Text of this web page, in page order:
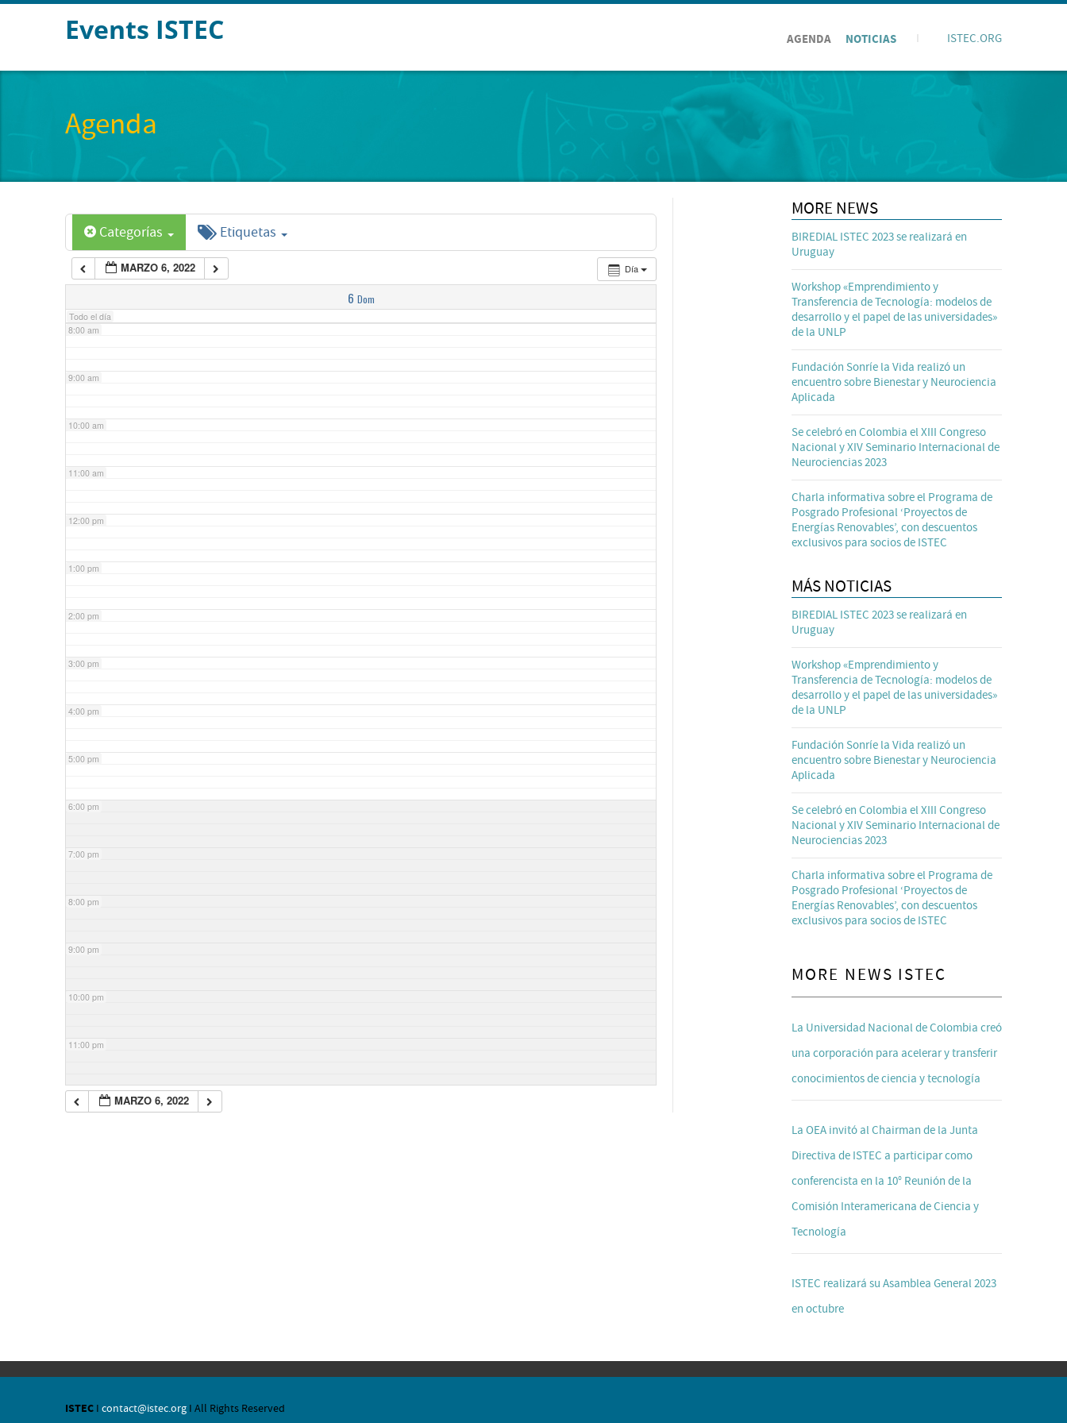
Events ISTEC AGENDA NOTICIAS ISTEC.ORG
Agenda
Categorías Etiquetas
Día
MARZO 6, 2022
6 Dom
Todo el día
4:00 am
6:00 am
7:00 am
8:00 am
9:00 am
10:00 am
11:00 am
12:00 pm
1:00 pm
2:00 pm
3:00 pm
4:00 pm
5:00 pm
6:00 pm
7:00 pm
8:00 pm
9:00 pm
10:00 pm
11:00 pm
MARZO 6, 2022
MORE NEWS
BIREDIAL ISTEC 2023 se realizará en
Uruguay
Workshop «Emprendimiento y
Transferencia de Tecnología: modelos de
desarrollo y el papel de las universidades»
de la UNLP
Fundación Sonríe la Vida realizó un
encuentro sobre Bienestar y Neurociencia
Aplicada
Se celebró en Colombia el XIII Congreso
Nacional y XIV Seminario Internacional de
Neurociencias 2023
Charla informativa sobre el Programa de
Posgrado Profesional ‘Proyectos de
Energías Renovables’, con descuentos
exclusivos para socios de ISTEC
MÁS NOTICIAS
BIREDIAL ISTEC 2023 se realizará en
Uruguay
Workshop «Emprendimiento y
Transferencia de Tecnología: modelos de
desarrollo y el papel de las universidades»
de la UNLP
Fundación Sonríe la Vida realizó un
encuentro sobre Bienestar y Neurociencia
Aplicada
Se celebró en Colombia el XIII Congreso
Nacional y XIV Seminario Internacional de
Neurociencias 2023
Charla informativa sobre el Programa de
Posgrado Profesional ‘Proyectos de
Energías Renovables’, con descuentos
exclusivos para socios de ISTEC
MORE NEWS ISTEC
La Universidad Nacional de Colombia creó
una corporación para acelerar y transferir
conocimientos de ciencia y tecnología
La OEA invitó al Chairman de la Junta
Directiva de ISTEC a participar como
conferencista en la 10° Reunión de la
Comisión Interamericana de Ciencia y
Tecnología
ISTEC realizará su Asamblea General 2023
en octubre
ISTEC I contact@istec.org I All Rights Reserved